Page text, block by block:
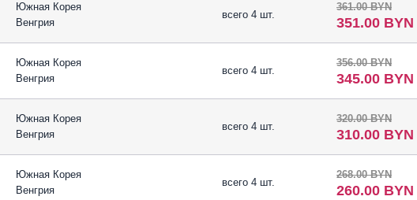
Южная Корея
Венгрия
всего 4 шт.
361.00 BYN
351.00 BYN
Южная Корея
Венгрия
всего 4 шт.
356.00 BYN
345.00 BYN
Южная Корея
Венгрия
всего 4 шт.
320.00 BYN
310.00 BYN
Южная Корея
Венгрия
всего 4 шт.
268.00 BYN
260.00 BYN